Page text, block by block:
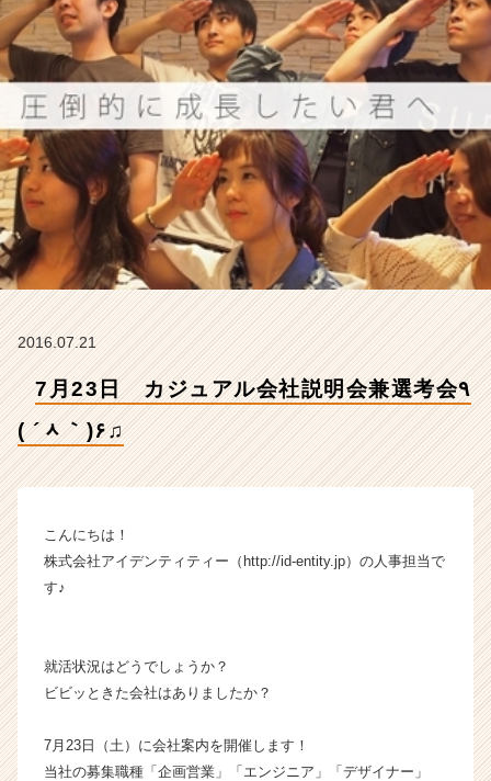
(
´ᆺ
｀)
۶
♫
【株
式
会
ア
イ
ン
ィ
ー
ン】
ャ
ー・
長
企
2016.07.21
7月23日 カジュアル会社説明会兼選考会٩
( ´ᆺ｀)۶♫
こんにちは！
株式会社アイデンティティー（http://id-entity.jp）の人事担当で
す♪
就活状況はどうでしょうか？
ビビッときた会社はありましたか？
7月23日（土）に会社案内を開催します！
当社の募集職種「企画営業」「エンジニア」「デザイナー」